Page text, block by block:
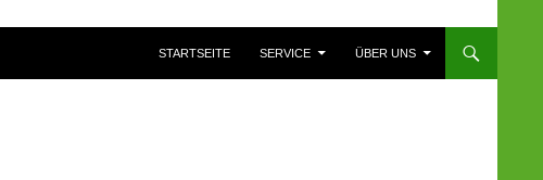
STARTSEITE
SERVICE ÜBER UNS